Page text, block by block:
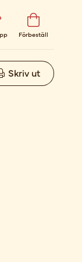
Förbeställ
Skriv ut